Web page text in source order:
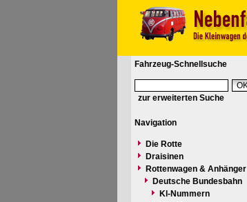
Fahrzeug-Schnellsuche
zur erweiterten Suche
Navigation
Die Rotte
Draisinen
Rottenwagen & Anhänger
Deutsche Bundesbahn
Kl-Nummern